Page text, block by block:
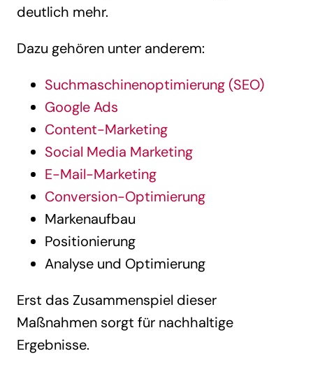
deutlich mehr.
Dazu gehören unter anderem:
Suchmaschinenoptimierung (SEO)
Google Ads
Content-Marketing
Social Media Marketing
E-Mail-Marketing
Conversion-Optimierung
Markenaufbau
Positionierung
Analyse und Optimierung
Erst das Zusammenspiel dieser
Maßnahmen sorgt für nachhaltige
Ergebnisse.